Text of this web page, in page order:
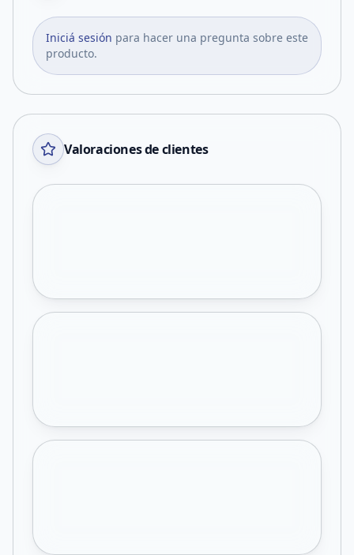
Iniciá sesión para hacer una pregunta sobre este
producto.
Valoraciones de clientes